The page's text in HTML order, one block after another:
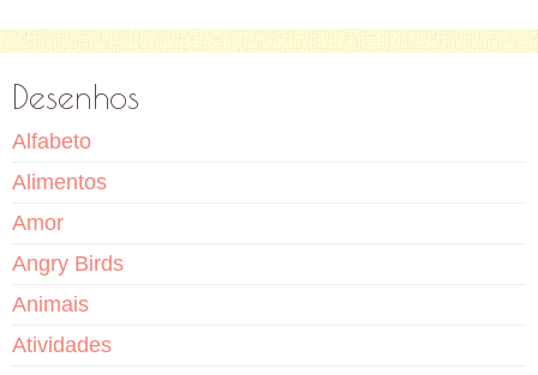
Desenhos
Alfabeto
Alimentos
Amor
Angry Birds
Animais
Atividades